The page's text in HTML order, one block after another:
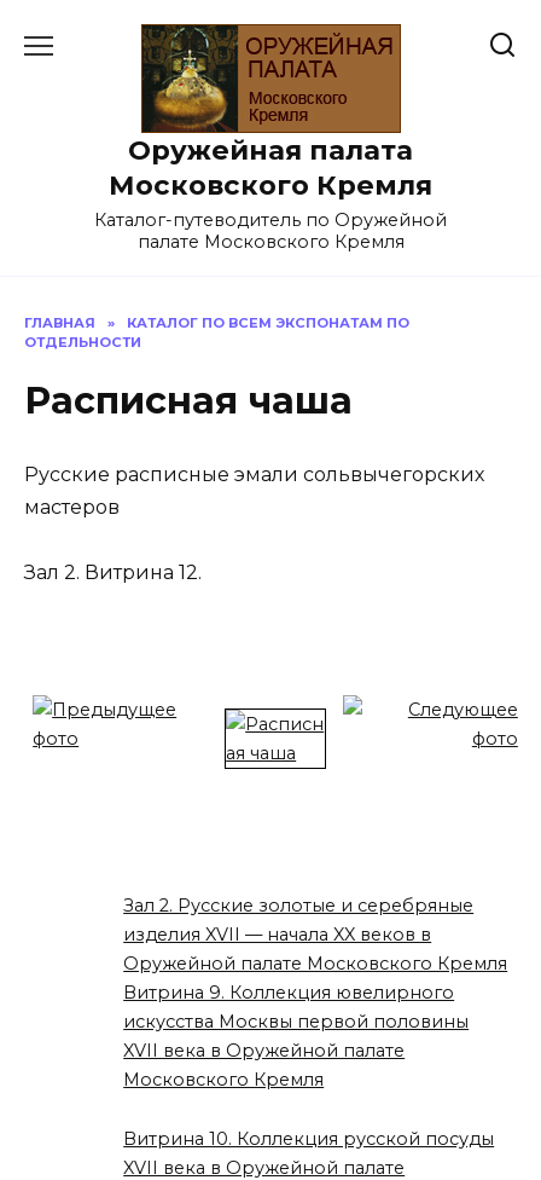
Оружейная палата
Московского Кремля
Каталог-путеводитель по Оружейной
палате Московского Кремля
ГЛАВНАЯ »
КАТАЛОГ ПО ВСЕМ ЭКСПОНАТАМ ПО
ОТДЕЛЬНОСТИ
Расписная чаша
Русские расписные эмали сольвычегорских
мастеров
Зал 2. Витрина 12.
Зал 2. Русские золотые и серебряные
изделия XVII — начала XX веков в
Оружейной палате Московского Кремля
Витрина 9. Коллекция ювелирного
искусства Москвы первой половины
XVII века в Оружейной палате
Московского Кремля
Витрина 10. Коллекция русской посуды
XVII века в Оружейной палате